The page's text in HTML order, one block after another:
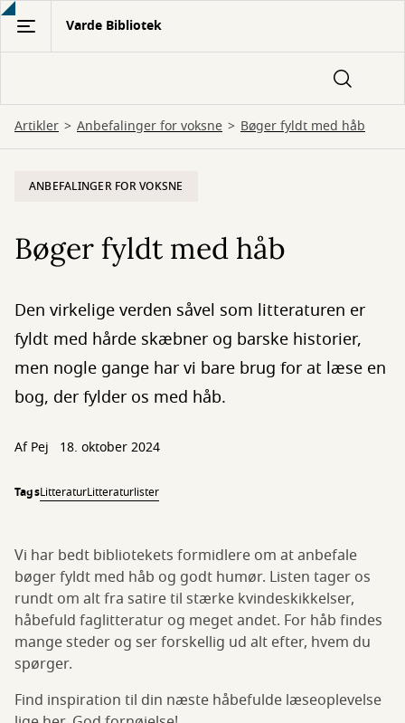
Gå
hovedindhold
Varde Bibliotek
Artikler Anbefalinger for voksne Bøger fyldt med håb
ANBEFALINGER FOR VOKSNE
Bøger fyldt med håb
Den virkelige verden såvel som litteraturen er
fyldt med hårde skæbner og barske historier,
men nogle gange har vi bare brug for at læse en
bog, der fylder os med håb.
AfPej 18. oktober 2024
TagsLitteraturLitteraturlister
Vi har bedt bibliotekets formidlere om at anbefale
bøger fyldt med håb og godt humør. Listen tager os
rundt om alt fra satire til stærke kvindeskikkelser,
håbefuld faglitteratur og meget andet. For håb findes
mange steder og ser forskellig ud alt efter, hvem du
spørger.
Find inspiration til din næste håbefulde læseoplevelse